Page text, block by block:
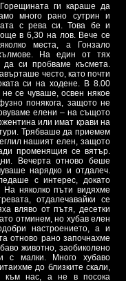
ги караше да
много рано сутрин и
с рева си. Това бе и
в 6,30 на лов. Вече се
места, а Гонзало
На един от тях
си пробваме късмета.
често, като почти
си на ходене. В 8.00
се чуваше, освен някое
понякога, защото не
елени – на същото
или имат крави на
Трябваше да приемем
нашият елен, защото
променящия се вятър.
Вечерта отново беше
нарядко и отдалеч.
с интерес, докато
няколко пъти видяхме
отдалечавайки се
вляво от пътя, десетки
отминем, но хубав елен
настроението, а и
отново рано започнахме
животно, заобиколено
с малки. Много хубаво
до близките скали,
към нас, а не в посока